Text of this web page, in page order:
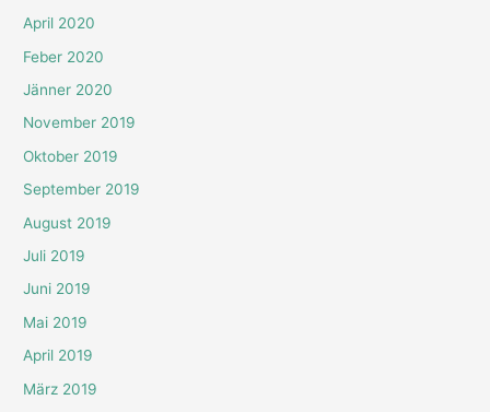
April 2020
Feber 2020
Jänner 2020
November 2019
Oktober 2019
September 2019
August 2019
Juli 2019
Juni 2019
Mai 2019
April 2019
März 2019